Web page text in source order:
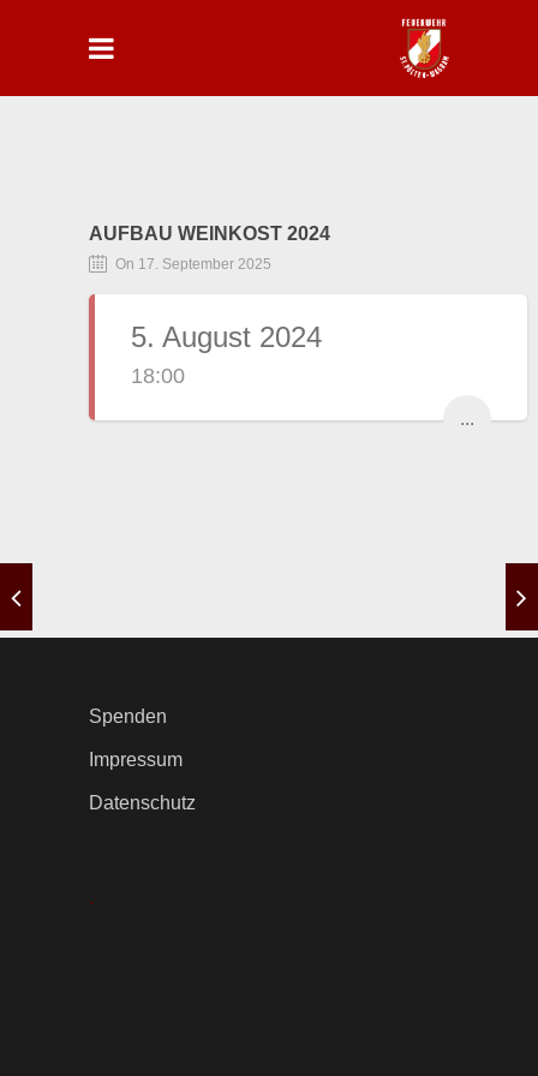
AUFBAU WEINKOST 2024
On 17. September 2025
5. August 2024
18:00
...
Spenden
Impressum
Datenschutz
.